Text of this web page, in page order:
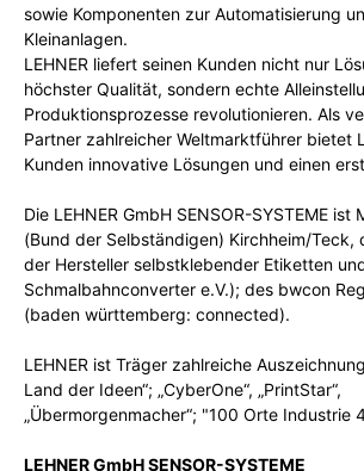
sowie Komponenten zur Automatisierung
Kleinanlagen.
LEHNER liefert seinen Kunden nicht nur
höchster Qualität, sondern echte
Produktionsprozesse revolutionieren. Als
Partner zahlreicher Weltmarktführer bietet
Kunden innovative Lösungen und einen
Die LEHNER GmbH SENSOR-SYSTEME ist
(Bund der Selbständigen) Kirchheim/Teck,
der Hersteller selbstklebender Etiketten
Schmalbahnconverter e.V.); des bwcon
(baden württemberg: connected).
LEHNER ist Träger zahlreiche
Land der Ideen“; „CyberOne“, „PrintStar“,
„Übermorgenmacher“; "100 Orte Industrie
LEHNER GmbH SENSOR-SYSTEME